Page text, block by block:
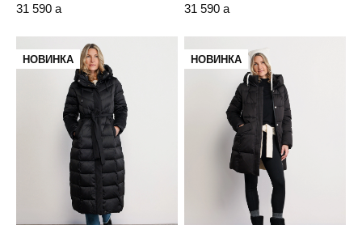
31 590 a
31 590 a
НОВИНКА НОВИНКА